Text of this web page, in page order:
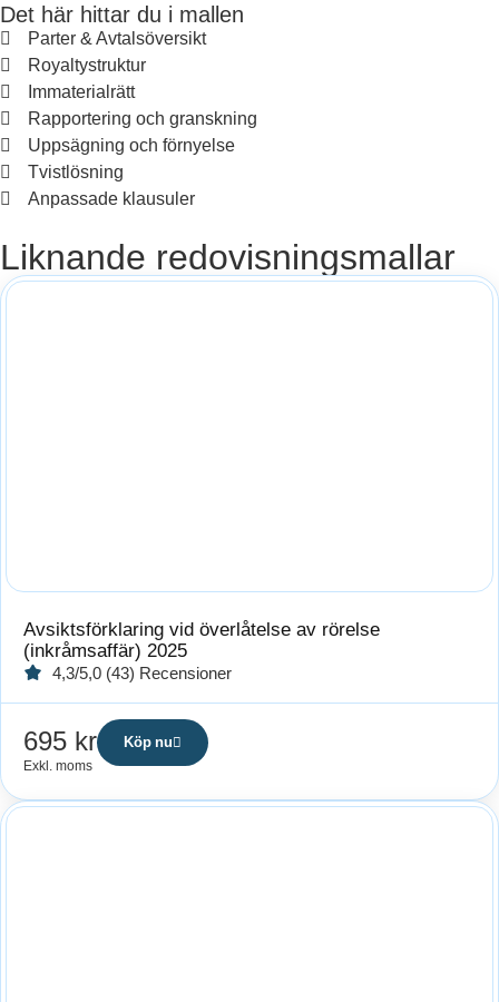
Det här hittar du i mallen
Parter & Avtalsöversikt
Royaltystruktur
Immaterialrätt
Rapportering och granskning
Uppsägning och förnyelse
Tvistlösning
Anpassade klausuler
Liknande redovisningsmallar
Avsiktsförklaring vid överlåtelse av rörelse
(inkråmsaffär) 2025
4,3/5,0 (43) Recensioner
695 kr
Exkl. moms
Köp nu